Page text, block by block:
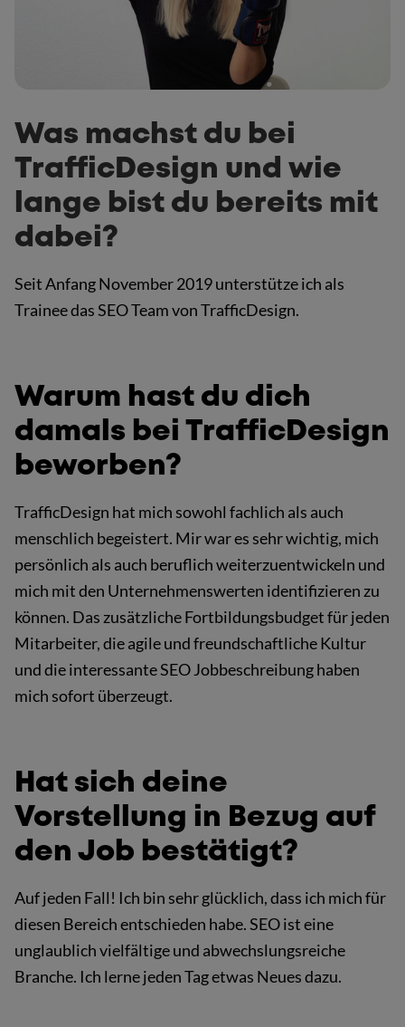
Was machst du bei
TrafficDesign und wie
lange bist du bereits mit
dabei?
Seit Anfang November 2019 unterstütze ich als
Trainee das SEO Team von TrafficDesign.
Warum hast du dich
damals bei TrafficDesign
beworben?
TrafficDesign hat mich sowohl fachlich als auch
menschlich begeistert. Mir war es sehr wichtig, mich
persönlich als auch beruflich weiterzuentwickeln und
mich mit den Unternehmenswerten identifizieren zu
können. Das zusätzliche Fortbildungsbudget für jeden
Mitarbeiter, die agile und freundschaftliche Kultur
und die interessante SEO Jobbeschreibung haben
mich sofort überzeugt.
Hat sich deine
Vorstellung in Bezug auf
den Job bestätigt?
Auf jeden Fall! Ich bin sehr glücklich, dass ich mich für
diesen Bereich entschieden habe. SEO ist eine
unglaublich vielfältige und abwechslungsreiche
Branche. Ich lerne jeden Tag etwas Neues dazu.